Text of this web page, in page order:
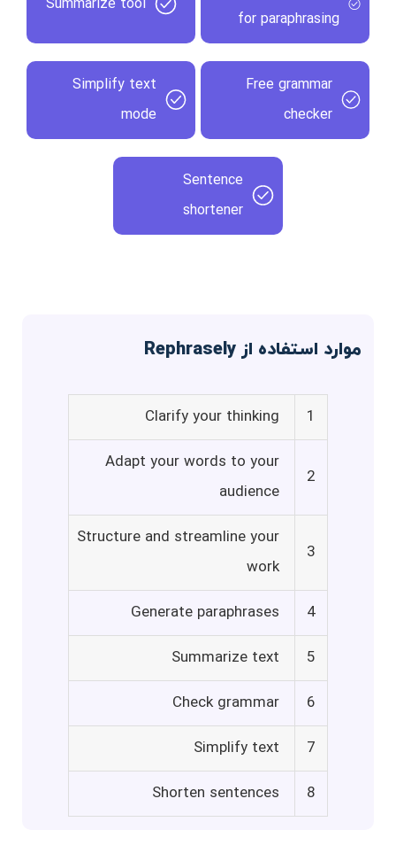
for paraphrasing
Summarize tool
Free grammar
checker
Simplify text
mode
Sentence
shortener
موارد استفاده از Rephrasely
1
Clarify your thinking
2
Adapt your words to your
audience
3
Structure and streamline your
work
4
Generate paraphrases
5
Summarize text
6
Check grammar
7
Simplify text
8
Shorten sentences